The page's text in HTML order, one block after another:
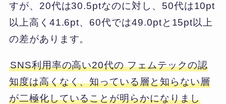
すが、20代は30.5ptなのに対し、50代は10pt
以上高く41.6pt、60代では49.0ptと15pt以上
の差があります。
SNS利用率の高い20代の フェムテックの認
知度は高くなく、知っている層と知らない層
が二極化していることが明らかになりまし